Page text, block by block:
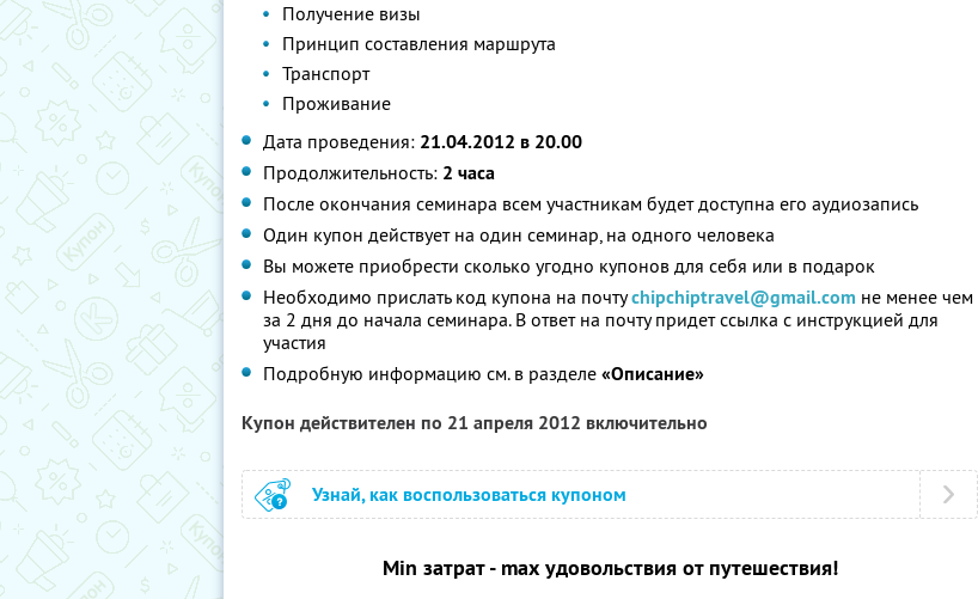
Получение визы
Принцип составления маршрута
Транспорт
Проживание
Дата проведения: 21.04.2012 в 20.00
Продолжительность: 2 часа
После окончания семинара всем участникам будет доступна его аудиозапись
Один купон действует на один семинар, на одного человека
Вы можете приобрести сколько угодно купонов для себя или в подарок
Необходимо прислать код купона на почтуchipchiptravel@gmail.com не менее чем
за 2 дня до начала семинара. В ответ на почту придет ссылка с инструкцией для
участия
Подробную информацию см. в разделе «Описание»
Купон действителен по 21 апреля 2012 включительно
Узнай, как воспользоваться купоном
Min затрат - maхудовольствия от путешествия!